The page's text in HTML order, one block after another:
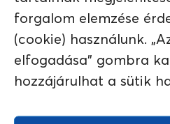
forgalom elemzése
(cookie) használunk.
elfogadása" gombra
hozzájárulhat a sütik